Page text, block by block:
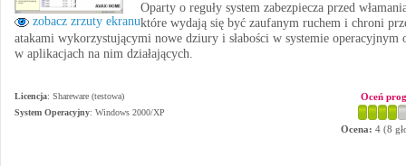
zobacz zrzuty ekranu
Oparty o reguły system zabezpiecza przed
które wydają się być zaufanym ruchem i chroni
atakami wykorzystującymi nowe dziury i słabości w systemie operacyjnym
w aplikacjach na nim działających.
Licencja: Shareware (testowa)
System Operacyjny: Windows 2000/XP
Oceń
Ocena: 4 (8